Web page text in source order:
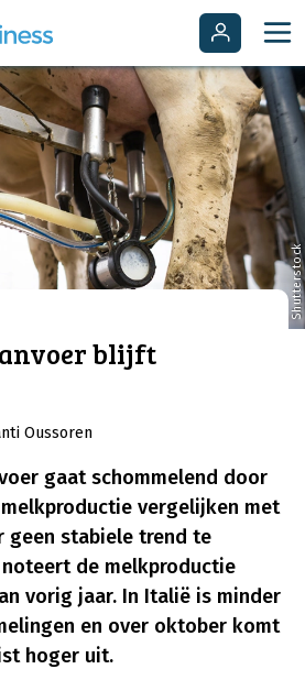
Shutterstock
blijft
Oussoren
gaat schommelend door
vergelijken met
geen stabiele trend te
de melkproductie
vorig jaar. In Italië is minder
en over oktober komt
hoger uit.